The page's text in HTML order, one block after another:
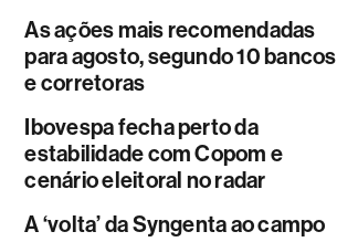
As ações mais recomendadas
para agosto, segundo 10 bancos
e corretoras
Ibovespa fecha perto da
estabilidade com Copom e
cenário eleitoral no radar
A ‘volta’ da Syngenta ao campo